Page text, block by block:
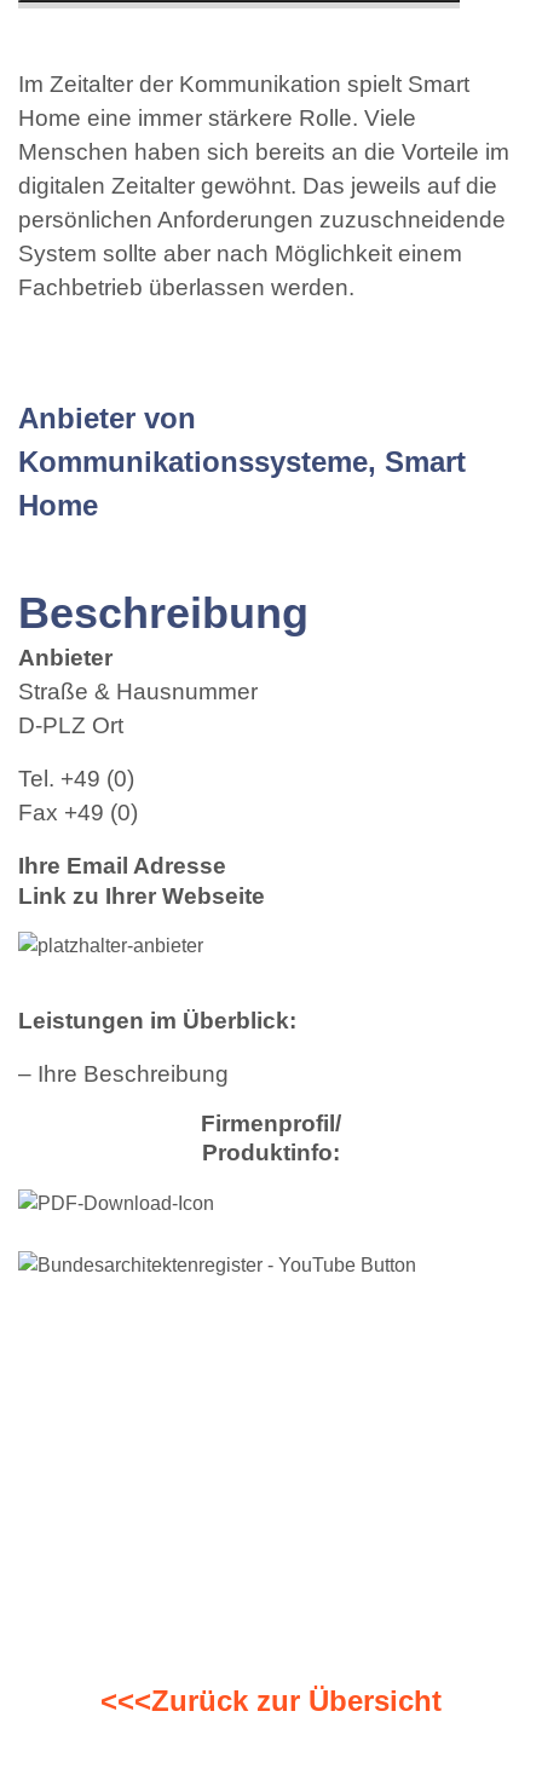
Im Zeitalter der Kommunikation spielt Smart
Home eine immer stärkere Rolle. Viele
Menschen haben sich bereits an die Vorteile im
digitalen Zeitalter gewöhnt. Das jeweils auf die
persönlichen Anforderungen zuzuschneidende
System sollte aber nach Möglichkeit einem
Fachbetrieb überlassen werden.
Anbieter von
Kommunikationssysteme, Smart
Home
Beschreibung
Anbieter
Straße & Hausnummer
D-PLZ Ort
Tel. +49 (0)
Fax +49 (0)
Ihre Email Adresse
Link zu Ihrer Webseite
Leistungen im Überblick:
– Ihre Beschreibung
Firmenprofil/
Produktinfo:
<<<Zurück zur Übersicht